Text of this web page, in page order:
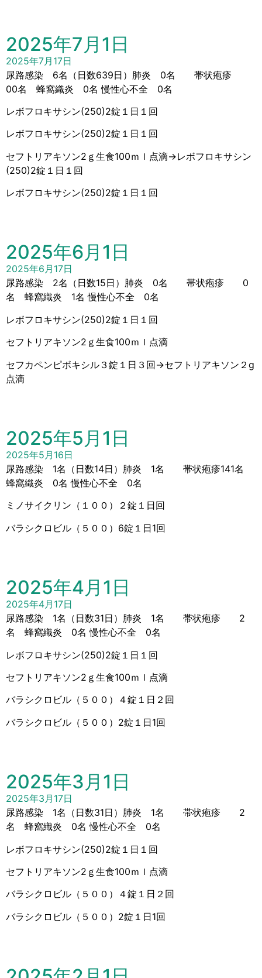
2025年7月1日
2025年7月17日
尿路感染 6名（日数639日）肺炎 0名 帯状疱疹
00名 蜂窩織炎 0名 慢性心不全 0名
レボフロキサシン(250)2錠１日１回
レボフロキサシン(250)2錠１日１回
セフトリアキソン2ｇ生食100ｍｌ点滴→レボフロキサシン
(250)2錠１日１回
レボフロキサシン(250)2錠１日１回
2025年6月1日
2025年6月17日
尿路感染 2名（日数15日）肺炎 0名 帯状疱疹 0
名 蜂窩織炎 1名 慢性心不全 0名
レボフロキサシン(250)2錠１日１回
セフトリアキソン2ｇ生食100ｍｌ点滴
セフカペンピボキシル３錠１日３回→セフトリアキソン２g
点滴
2025年5月1日
2025年5月16日
尿路感染 1名（日数14日）肺炎 1名 帯状疱疹141名
蜂窩織炎 0名 慢性心不全 0名
ミノサイクリン（１００）２錠１日回
バラシクロビル（５００）6錠１日1回
2025年4月1日
2025年4月17日
尿路感染 1名（日数31日）肺炎 1名 帯状疱疹 2
名 蜂窩織炎 0名 慢性心不全 0名
レボフロキサシン(250)2錠１日１回
セフトリアキソン2ｇ生食100ｍｌ点滴
バラシクロビル（５００）４錠１日２回
バラシクロビル（５００）2錠１日1回
2025年3月1日
2025年3月17日
尿路感染 1名（日数31日）肺炎 1名 帯状疱疹 2
名 蜂窩織炎 0名 慢性心不全 0名
レボフロキサシン(250)2錠１日１回
セフトリアキソン2ｇ生食100ｍｌ点滴
バラシクロビル（５００）４錠１日２回
バラシクロビル（５００）2錠１日1回